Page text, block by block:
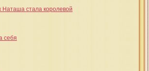
Наташа стала королевой
себя